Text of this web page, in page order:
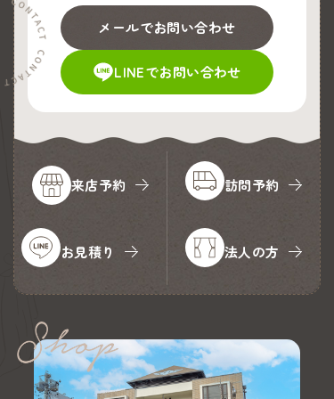
メールでお問い合わせ
LINEでお問い合わせ
来店予約 訪問予約
お見積り 法人の方